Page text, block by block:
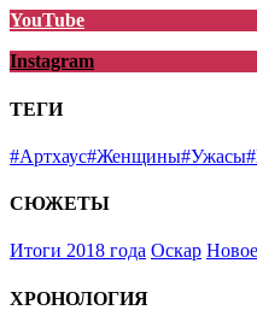
YouTube
Instagram
ТЕГИ
#Артхаус#Женщины#Ужасы
СЮЖЕТЫ
Итоги 2018 года Оскар
ХРОНОЛОГИЯ